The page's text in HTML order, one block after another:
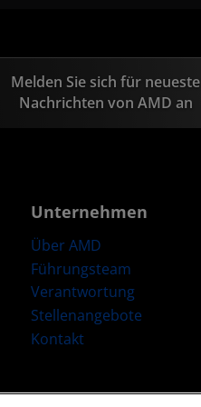
Melden Sie sich für neueste
Nachrichten von AMD an
Unternehmen
Über AMD
Führungsteam
Verantwortung
Stellenangebote
Kontakt